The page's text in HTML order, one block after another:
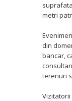
metri
din
bancar,
terenuri